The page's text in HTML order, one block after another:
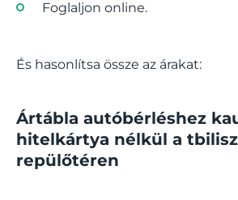
Foglaljon online.
És hasonlítsa össze az árakat:
Ártábla autóbérléshez
hitelkártya nélkül a
repülőtéren